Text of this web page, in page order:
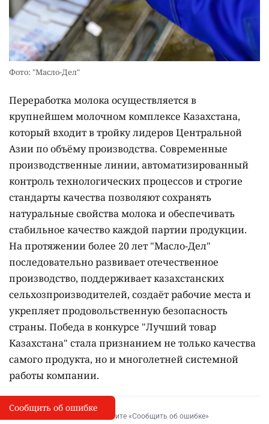
Фото: "Масло-Дел"
Переработка молока осуществляется в
крупнейшем молочном комплексе Казахстана,
который входит в тройку лидеров Центральной
Азии по объёму производства. Современные
производственные линии, автоматизированный
контроль технологических процессов и строгие
стандарты качества позволяют сохранять
натуральные свойства молока и обеспечивать
стабильное качество каждой партии продукции.
На протяжении более 20 лет "Масло-Дел"
последовательно развивает отечественное
производство, поддерживает казахстанских
сельхозпроизводителей, создаёт рабочие места и
укрепляет продовольственную безопасность
страны. Победа в конкурсе "Лучший товар
Казахстана" стала признанием не только качества
самого продукта, но и многолетней системной
работы компании.
I
Сообщить об опечатке
Выделите фрагмент и нажмите «Сообщить об ошибке»
Сообщить об ошибке